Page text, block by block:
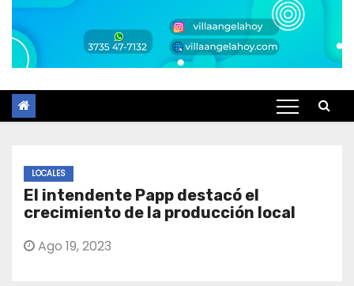
LOCALES
El intendente Papp destacó el
crecimiento de la producción local
Ago 19, 2023